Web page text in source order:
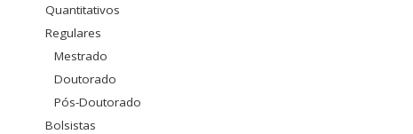
Quantitativos
Regulares
Mestrado
Doutorado
Pós-Doutorado
Bolsistas